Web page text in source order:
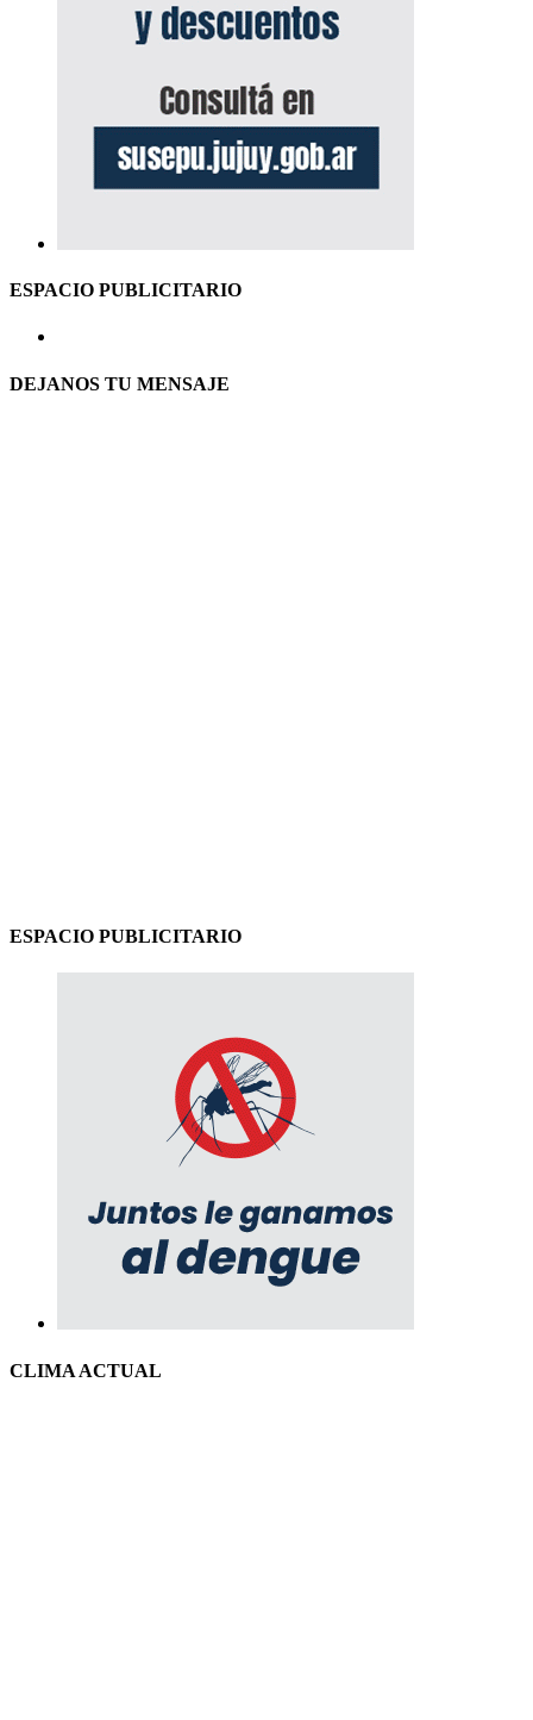
ESPACIO PUBLICITARIO
DEJANOS TU MENSAJE
ESPACIO PUBLICITARIO
CLIMA ACTUAL